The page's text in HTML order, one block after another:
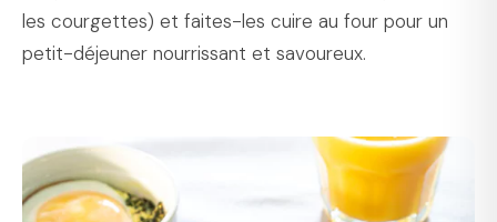
les courgettes) et faites-les cuire au four pour un
petit-déjeuner nourrissant et savoureux.